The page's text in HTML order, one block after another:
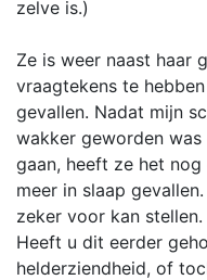
zelve is.)
Ze is weer naast haar
vraagtekens te
gevallen. Nadat mijn
wakker geworden
gaan, heeft ze het
meer in slaap
zeker voor kan stellen.
Heeft u dit eerder
helderziendheid, of